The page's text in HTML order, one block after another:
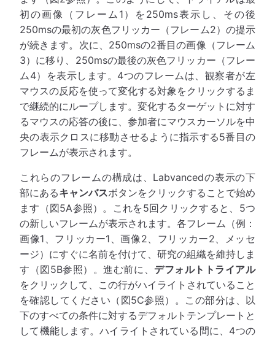
初の画像（フレーム1）を250ms表示し、その後
250msの最初の灰色フリッカー（フレーム2）の提示
が続きます。次に、250msの2番目の画像（フレーム
3）に移り、250msの最後の灰色フリッカー（フレー
ム4）を表示します。4つのフレームは、観察者が左
マウスの反応を使って変化する対象をクリックするま
で継続的にループします。変化するターゲットに対す
るマウスの応答の後に、参加者にマウスカーソルを中
央の表示クロスに移動させるように指示する5番目の
フレームが表示されます。
これらのフレームの構成は、Labvancedの表示の下
部にあるキャンバスボタンをクリックすることで始め
ます（図5A参照）。これを5回クリックすると、5つ
の新しいフレームが表示されます。各フレーム（例：
画像1、フリッカー1、画像2、フリッカー2、メッセ
ージ）にすぐに名前を付けて、研究の組織を維持しま
す（図5B参照）。進む前に、 デフォルトトライアル
をクリックして、この行がハイライトされていること
を確認してください（図5C参照）。この部分は、以
下のすべての条件に対するデフォルトテンプレートと
して機能します。ハイライトされている間に、4つの